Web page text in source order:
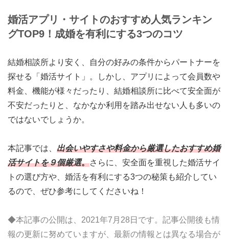
婚活アプリ・サイトのおすすめ人気ランキン
グTOP9！成婚を有利にする3つのコツ
結婚相談所より安く、自分の好みの条件からパートナーを
探せる「婚活サイト」。しかし、アプリによって会員数や
料金、機能が様々だったり、結婚相談所に比べて安全面が
不安だったりと、なかなか利用を踏み出せない人も多いの
ではないでしょうか。
本記事では、 出会いやすさや料金から厳選したおすすめ婚
活サイトを９個厳選。さらに、安全面を重視した婚活サイ
トの選び方や、婚活を有利にする3つの秘策も紹介してい
るので、ぜひ参考にしてくださいね！
◆本記事の公開は、2021年7月28日です。記事公開後も情
報の更新に努めていますが、最新の情報とは異なる場合が